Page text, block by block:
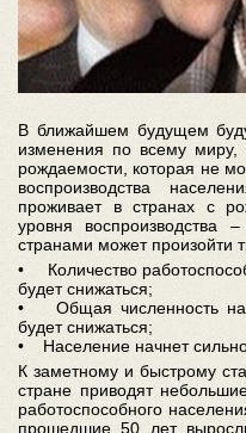
В ближайшем будущем
изменения по всему миру,
рождаемости, которая не
воспроизводства
проживает в странах с
уровня воспроизводства
странами может произойти
• Количество
будет снижаться;
• Общая численность
будет снижаться;
• Население начнет сильно
К заметному и быстрому
стране приводят
работоспособного
прошедшие 50 лет